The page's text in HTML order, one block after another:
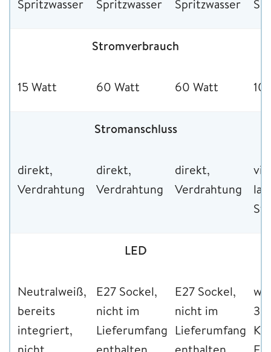
Spritzwasser
Spritzwasser
Spritzwasser
Stromverbrauch
15 Watt 60 Watt 60 Watt 10
Stromanschluss
direkt,
Verdrahtung
direkt,
Verdrahtung
direkt,
Verdrahtung
LED
Neutralweiß,
bereits
integriert,
E27 Sockel,
nicht im
Lieferumfang
E27 Sockel,
nicht im
Lieferumfang